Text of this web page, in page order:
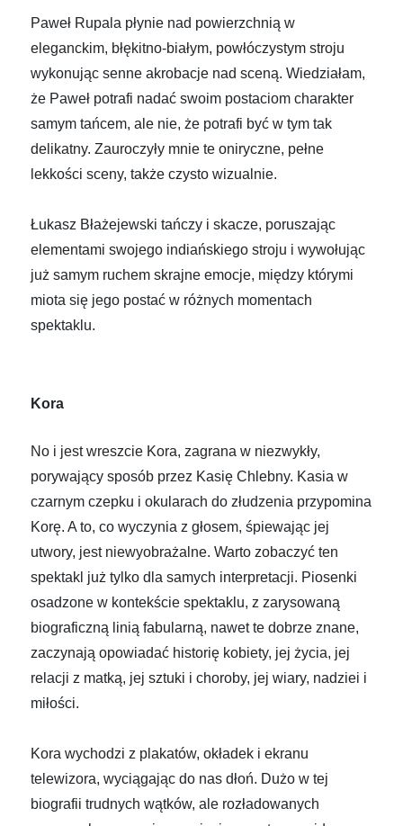
Paweł Rupala płynie nad powierzchnią w
eleganckim, błękitno-białym, powłóczystym stroju
wykonując senne akrobacje nad sceną.Wiedziałam,
że Paweł potrafi nadać swoim postaciom charakter
samym tańcem, ale nie, że potrafi być w tym tak
delikatny. Zauroczyły mnie te oniryczne, pełne
lekkości sceny, także czysto wizualnie.
Łukasz Błażejewski tańczy i skacze, poruszając
elementami swojego indiańskiego stroju i wywołując
już samym ruchem skrajne emocje, między którymi
miota się jego postać w różnych momentach
spektaklu.
Kora
No i jest wreszcie Kora, zagrana w niezwykły,
porywający sposób przez Kasię Chlebny. Kasia w
czarnym czepku i okularach do złudzenia przypomina
Korę. A to, co wyczynia z głosem, śpiewając jej
utwory, jest niewyobrażalne. Warto zobaczyć ten
spektakl już tylko dla samych interpretacji. Piosenki
osadzone w kontekście spektaklu, z zarysowaną
biograficzną linią fabularną, nawet te dobrze znane,
zaczynają opowiadać historię kobiety, jej życia, jej
relacji z matką, jej sztuki i choroby, jej wiary, nadziei i
miłości.
Kora wychodzi z plakatów, okładek i ekranu
telewizora, wyciągając do nas dłoń. Dużo w tej
biografii trudnych wątków, ale rozładowanych